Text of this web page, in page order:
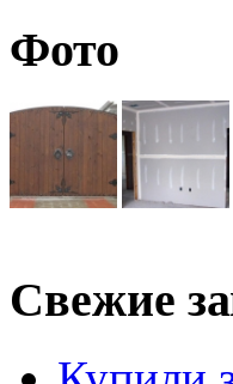
Фото
Свежие